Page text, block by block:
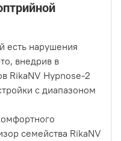
есть нарушения
внедрив в
RikaNV Hypnose-2
с диапазоном
семейства RikaNV